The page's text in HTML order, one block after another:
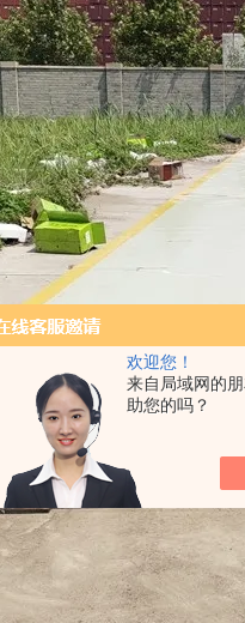
欢迎您！
来自局域网的
助您的吗？